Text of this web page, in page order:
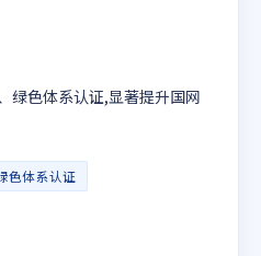
绿色体系认证,显著提升国网
色体系认证